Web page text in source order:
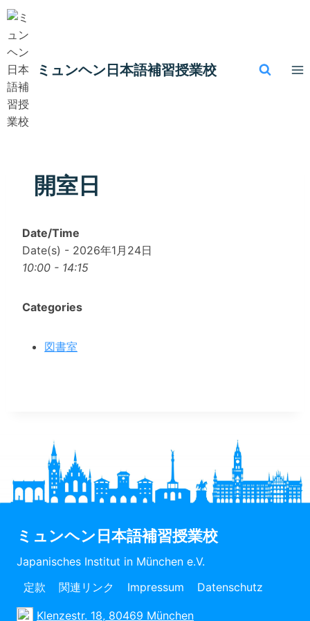
内
を
キ
ッ
プ
ミュンヘン​日本語補習授業校
開室日
Date/Time
Date(s) - 2026年1月24日
10:00 - 14:15
Categories
図書室
ミュンヘン日本語補習授業校
Japanisches Institut in München e.V.
定款
関連リンク Impressum Datenschutz
Klenzestr. 18, 80469 München